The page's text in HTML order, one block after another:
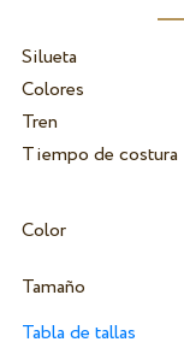
Silueta
Colores
Tren
Tiempo de costura
Color
Tamaño
Tabla de tallas